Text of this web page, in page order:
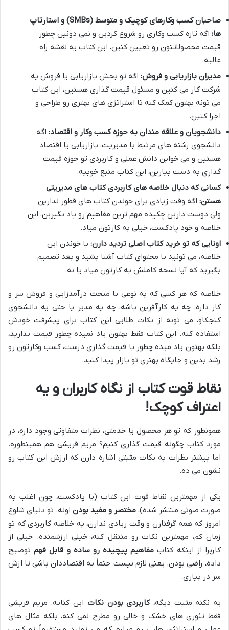
صاحبان کسب وکارهای کوچیک و متوسط (SMBs) و استارتاپ
ها: اگه تازه کسب وکاری رو شروع کردین و نمی دونین چطور
قیمت محصولاتتون رو تعیین کنین، این کتاب یه نقشه راه
عالیه.
مدیران بازاریابی و فروش: اگه تو بخش بازاریابی یا فروش یه
شرکت کار می کنین و مسئول قیمت گذاری هستین، این کتاب
می تونه بهتون کمک کنه تا استراتژی های بهتری رو طراحی و
اجرا کنین.
دانشجویان و علاقه مندان به حوزه کسب وکار و اقتصاد: اگه
دانشجوی رشته های مرتبط با مدیریت، بازاریابی یا اقتصاد
هستین و می خواین دانش عملی و کاربردی تو حوزه قیمت
گذاری به دست بیارین، این کتاب منبع خوبیه.
کسانی که دنبال خلاصه های کاربردی کتاب های مدیریتی
هستن: اگه وقت زیادی برای خوندن کتاب های قطور ندارین
ولی دوست دارین چکیده مهم ترین مفاهیم رو یاد بگیرین، این
خلاصه و خود پادکست، خیلی به کارتون میاد.
اونایی که تو خرید کتاب اصلی تردید دارن: با خوندن این
خلاصه، می تونید با محتوای کتاب آشنا بشید و بعد تصمیم
بگیرید که آیا نسخه کاملش به کارتون میاد یا نه.
خلاصه که هر کسی که به نوعی با مبحث درآمدزایی و فروش سر و
کار داره، چه یه کارآفرین باشه، چه یه مدیر یا حتی یه دانشجوی
کنجکاو، می تونه از نکات طلایی این کتاب برای پیشرفت خودش
استفاده کنه. این کتاب فقط بهتون یاد نمیده چطور قیمت بذارید،
بلکه بهتون یاد میده چطور با قیمت گذاری درست، کسب وکارتون رو
رشد بدین و جایگاه بهتری تو بازار پیدا کنید.
نقاط قوت کتاب از نگاه کاربران و یه
اعتراف کوچک!
همونطور که تو هر محصول یا خدمتی، نظرات متفاوتی وجود داره، در
مورد کتاب چگونه قیمت گذاری کنیم؟ مریم قریشی هم همینطوره.
اما بیشتر نظرات به نکات مثبتی اشاره دارن که ارزش این کتاب رو
نشون می ده.
یکی از مهمترین نقاط قوت این کتاب (یا پادکست، چون اغلب به
صورت صوتی منتشر شده)، مختصر و مفید بودن اونه. تو دنیای شلوغ
امروز که همه گرفتارن و وقت زیادی ندارن، یه خلاصه کاربردی که تو
زمان کم، مهمترین نکات رو منتقل کنه، خیلی ارزشمنده. خیلی از
کاربرا از اینکه کتاب مفاهیم پیچیده رو ساده و قابل فهمتوضیح
داده، راضی بودن. یعنی لازم نیست حتماً یه اقتصاددان باشی تا ازش
سر در بیاری.
یه نکته مثبت دیگه،کاربردی بودن نکات این کتابه. مریم قریشی
فقط تئوری های خشک و خالی رو مطرح نمی کنه، بلکه مثال های